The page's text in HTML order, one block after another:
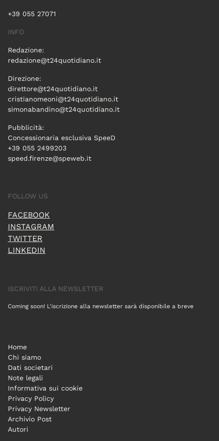
+39 055 27071
INFO
Redazione:
redazione@t24quotidiano.it
Direzione:
direttore@t24quotidiano.it
cristianomeoni@t24quotidiano.it
simonabandino@t24quotidiano.it
Pubblicità:
Concessionaria esclusiva SpeeD
+39 055 2499203
speed.firenze@speweb.it
FOLLOW US
FACEBOOK
INSTAGRAM
TWITTER
LINKEDIN
ISCRIVITI ALLA NEWSLETTER
Coming soon! L'iscrizione alla newsletter sarà disponibile a breve
Home
Chi siamo
Dati societari
Note legali
Informativa sui cookie
Privacy Policy
Privacy Newsletter
Archivio Post
Autori